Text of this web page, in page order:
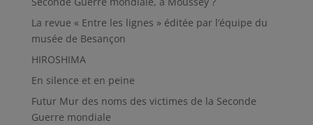
La revue « Entre les lignes » éditée par l’équipe du
musée de Besançon
HIROSHIMA
En silence et en peine
Futur Mur des noms des victimes de la Seconde
Guerre mondiale